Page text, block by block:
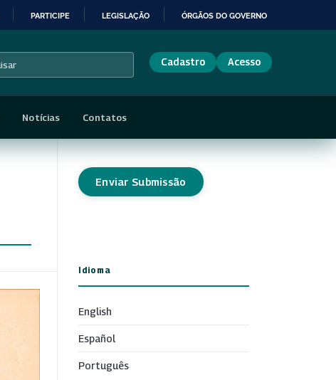
PARTICIPE LEGISLAÇÃO ÓRGÃOS DO GOVERNO
Cadastro Acesso
Notícias Contatos
Enviar Submissão
Idioma
English
Español
Português